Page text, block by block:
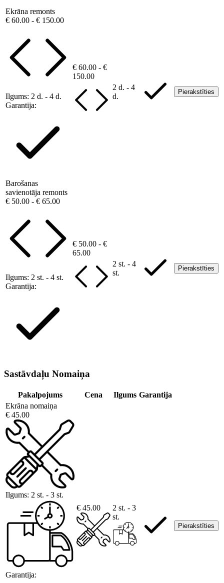
Ekrāna remonts
€ 60.00 - € 150.00
Ilgums: 2 d. - 4 d.
Garantija:
€ 60.00 - €
150.00
2 d. - 4
d.
Pierakstīties
Barošanas
savienotāja remonts
€ 50.00 - € 65.00
Ilgums: 2 st. - 4 st.
Garantija:
€ 50.00 - €
65.00
2 st. - 4
st.
Pierakstīties
Sastāvdaļu Nomaiņa
Pakalpojums Cena Ilgums Garantija
Ekrāna nomaiņa
€ 45.00
Ilgums: 2 st. - 3 st.
Garantija:
€ 45.00
2 st. - 3
st.
Pierakstīties